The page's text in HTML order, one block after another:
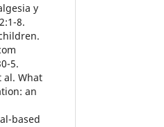
y
8.
5.
al. What
an
based